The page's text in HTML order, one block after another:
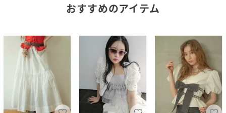
商品の色味は、商品単品画像をご参照下さい。
性別タイプ レディース
原産国
素材 綿100%
おすすめのアイテム